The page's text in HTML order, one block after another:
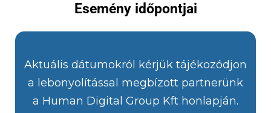
Esemény időpontjai
Aktuális dátumokról kérjük tájékozódjon
a lebonyolítással megbízott partnerünk
a Human Digital Group Kft honlapján.